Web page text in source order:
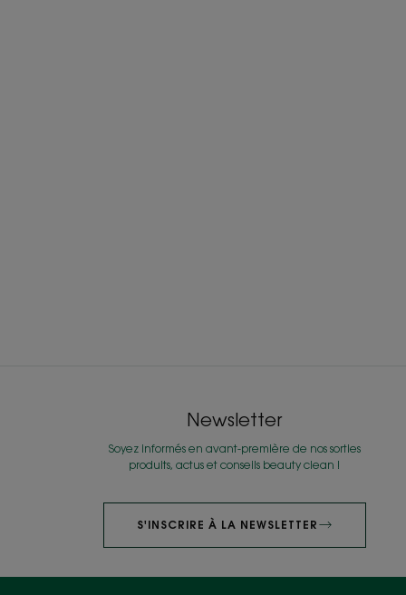
Newsletter
Soyez informés en avant-première de nos sorties
produits, actus et conseils beauty clean !
S'INSCRIRE À LA NEWSLETTER